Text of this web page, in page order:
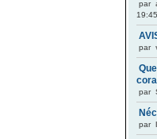
par
19:45
par
par
par